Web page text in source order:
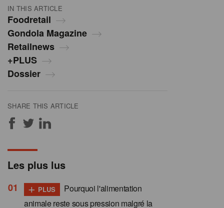
IN THIS ARTICLE
Foodretail
Gondola Magazine
Retailnews
+PLUS
Dossier
SHARE THIS ARTICLE
Les plus lus
+ PLUS
Pourquoi l'alimentation
animale reste sous pression malgré la